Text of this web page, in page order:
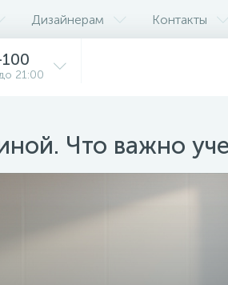
Дизайнерам Контакты
21:00
Что важно